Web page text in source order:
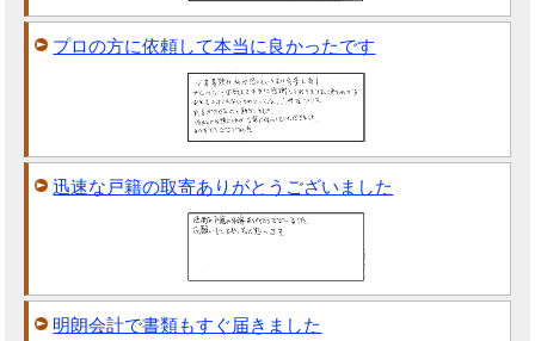
プロの方に依頼して本当に良かったです
迅速な戸籍の取寄ありがとうございました
明朗会計で書類もすぐ届きました